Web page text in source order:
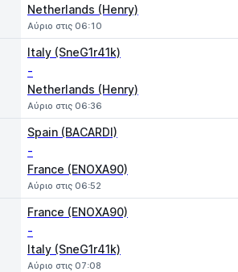
Netherlands (Henry)
Αύριο στις 06:10
Italy (SneG1r41k)
-
Netherlands (Henry)
Αύριο στις 06:36
Spain (BACARDI)
-
France (ENOXA90)
Αύριο στις 06:52
France (ENOXA90)
-
Italy (SneG1r41k)
Αύριο στις 07:08